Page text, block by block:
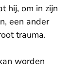
hij, om in zijn
een ander
trauma.
worden